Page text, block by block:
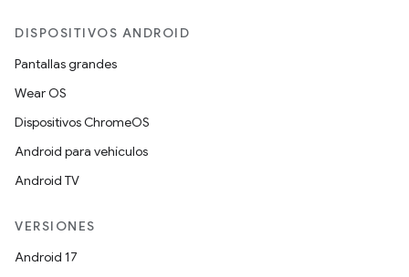
DISPOSITIVOS ANDROID
Pantallas grandes
Wear OS
Dispositivos ChromeOS
Android para vehículos
Android TV
VERSIONES
Android 17